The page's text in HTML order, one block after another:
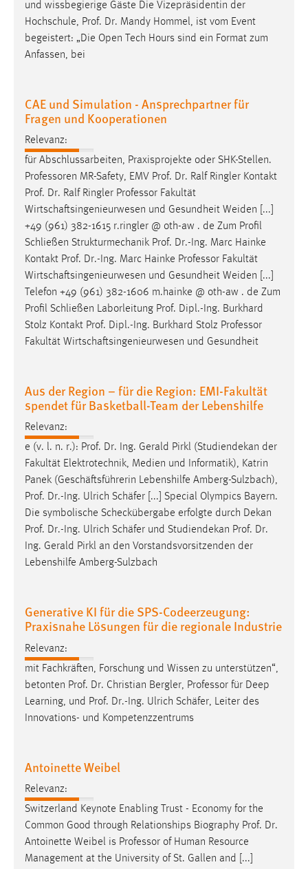
und wissbegierige Gäste Die Vizepräsidentin der
Hochschule, Prof. Dr. Mandy Hommel, ist vom Event
begeistert: „Die Open Tech Hours sind ein Format zum
Anfassen, bei
CAE und Simulation - Ansprechpartner für
Fragen und Kooperationen
Relevanz:
für Abschlussarbeiten, Praxisprojekte oder SHK-Stellen.
Professoren MR-Safety, EMV Prof. Dr. Ralf Ringler Kontakt
Prof. Dr. Ralf Ringler Professor Fakultät
Wirtschaftsingenieurwesen und Gesundheit Weiden [...]
+49 (961) 382-1615 r.ringler @ oth-aw . de Zum Profil
Schließen Strukturmechanik Prof. Dr.-Ing. Marc Hainke
Kontakt Prof. Dr.-Ing. Marc Hainke Professor Fakultät
Wirtschaftsingenieurwesen und Gesundheit Weiden [...]
Telefon +49 (961) 382-1606 m.hainke @ oth-aw . de Zum
Profil Schließen Laborleitung Prof. Dipl.-Ing. Burkhard
Stolz Kontakt Prof. Dipl.-Ing. Burkhard Stolz Professor
Fakultät Wirtschaftsingenieurwesen und Gesundheit
Aus der Region – für die Region: EMI-Fakultät
spendet für Basketball-Team der Lebenshilfe
Relevanz:
e (v. l. n. r.): Prof. Dr. Ing. Gerald Pirkl (Studiendekan der
Fakultät Elektrotechnik, Medien und Informatik), Katrin
Panek (Geschäftsführerin Lebenshilfe Amberg-Sulzbach),
Prof. Dr.-Ing. Ulrich Schäfer [...] Special Olympics Bayern.
Die symbolische Scheckübergabe erfolgte durch Dekan
Prof. Dr.-Ing. Ulrich Schäfer und Studiendekan Prof. Dr.
Ing. Gerald Pirkl an den Vorstandsvorsitzenden der
Lebenshilfe Amberg-Sulzbach
Generative KI für die SPS-Codeerzeugung:
Praxisnahe Lösungen für die regionale Industrie
Relevanz:
mit Fachkräften, Forschung und Wissen zu unterstützen“,
betonten Prof. Dr. Christian Bergler, Professor für Deep
Learning, und Prof. Dr.-Ing. Ulrich Schäfer, Leiter des
Innovations- und Kompetenzzentrums
Antoinette Weibel
Relevanz:
Switzerland Keynote Enabling Trust - Economy for the
Common Good through Relationships Biography Prof. Dr.
Antoinette Weibel is Professor of Human Resource
Management at the University of St. Gallen and [...]